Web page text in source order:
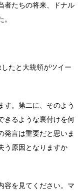
者たちの将来、ドナル
たと大統領がツイー
す。第二に、そのよう
きるような裏付けを何
発言は重要だと思いま
う原因となりますか
容を見てください。マ